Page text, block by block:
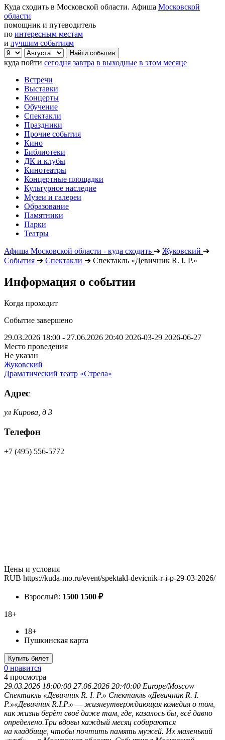
Куда сходить в Московской области. Афиша Московской
области
помощник и путеводитель
по интересным местам
и лучшим событиям
куда пойти сегодня завтра в выходные в этом месяце
Встречи
Выставки
Концерты
Обучение
Спектакли
Праздники
Прочие события
Кино
Библиотеки
ДК и клубы
Кинотеатры
Концертные площадки
Культурное наследие
Музеи и галереи
Образование
Памятники
Парки
Театры
Афиша Московской области - куда сходить ➔ Жуковский ➔
События ➔ Спектакли ➔ Спектакль «Девичник R. I. P.»
Информация о событии
Когда проходит
Событие завершено
29.03.2026 18:00 - 27.06.2026 20:40 2026-03-29 2026-06-27
Место проведения
Не указан
Жуковский
Драматический театр «Стрела»
Адрес
ул Кирова, д 3
Телефон
+7 (495) 556-5772
Цены и условия
RUB https://kuda-mo.ru/event/spektakl-devicnik-r-i-p-29-03-2026/
Взрослый: 1500 1500 ₽
18+
18+
Пушкинская карта
Купить билет
0 нравится
4 просмотра
29.03.2026 18:00:00 27.06.2026 20:40:00 Europe/Moscow
Спектакль «Девичник R. I. P.» Спектакль «Девичник R. I.
P.»«Девичник R.I.P.» — жизнеутверждающая комедия о том,
как жизнь берёт своё даже там, где, казалось бы, всё давно
определено.Три вдовы каждый месяц собираются
на кладбище, чтобы почтить память мужей. Их маленький